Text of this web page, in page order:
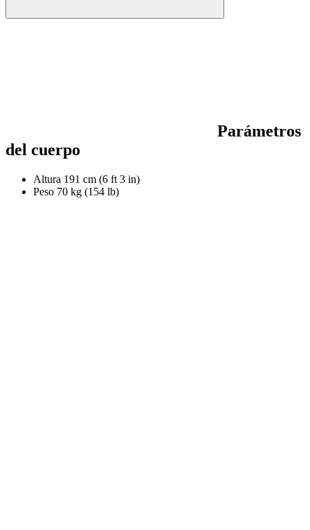
Parámetros
del cuerpo
Altura 191 cm (6 ft 3 in)
Peso 70 kg (154 lb)